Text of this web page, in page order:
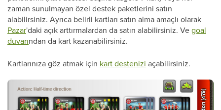
zaman sunulmayan özel destek paketlerini satın
alabilirsiniz. Ayrıca belirli kartları satın alma amaçlı olarak
Pazar'daki açık arttırmalardan da satın alabilirsiniz. Vegoal
duvarından da kart kazanabilirsiniz.
Kartlarınıza göz atmak için kart destenizi açabilirsiniz.